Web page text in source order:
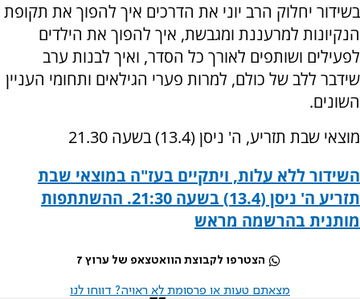
בשידור יחלוק הרב יוני את הדרכים איך להפוך את תקופת
הנקיונות למרעננת ומגבשת, איך להפוך את הילדים
לפעילים ושותפים לאורך כל הסדר, ואיך לבנות ערב
שידבר ללב של כולם, למרות פערי הגילאים ותחומי העניין
השונים.
מוצאי שבת תזריע, ה' ניסן (13.4) בשעה 21.30
השידור ללא עלות, ויתקיים בעז"ה במוצאי שבת
תזריע ה' ניסן (13.4) בשעה 21:30. ההשתתפות
מותנית בהרשמה מראש
הצטרפו לקבוצת הוואטצאפ של ערוץ 7
מצאתם טעות או פרסומת לא ראויה? דווחו לנו